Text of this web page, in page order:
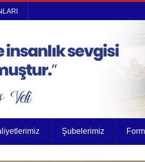
Şubelerimiz